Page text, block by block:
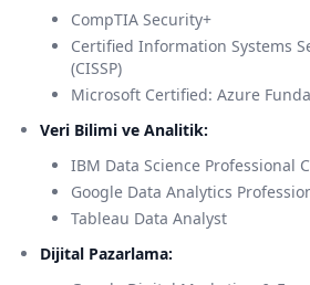
CompTIA Security+
Certified Information Systems
(CISSP)
Microsoft Certified: Azure
Veri Bilimi ve Analitik:
IBM Data Science Professional
Google Data Analytics
Tableau Data Analyst
Dijital Pazarlama: